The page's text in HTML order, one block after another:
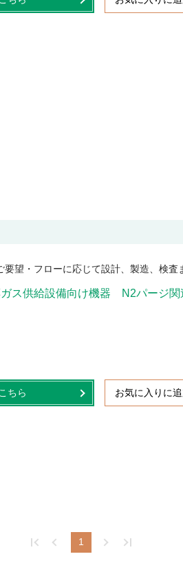
要望・フローに応じて設計、製造、検査
ス供給設備向け機器 N2パージ関
ちら お気に入りに
1